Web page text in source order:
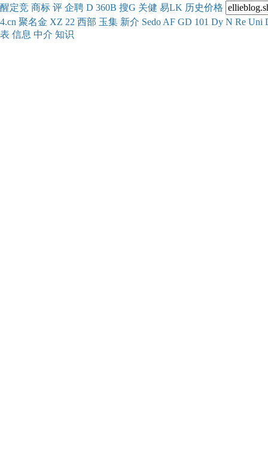
醒定竞 商标 评 企聘 D 360B 搜G 关健 易LK 历史价格
4.cn 聚名金 XZ 22 西部 玉集 新介 Sedo AF GD 101 Dy N Re Uni
表 信息 中介 知识